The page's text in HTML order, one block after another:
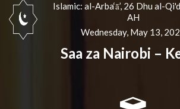
Islamic: al-Arba‘ā’, 26 Dhu al-
AH
Wednesday, May 13,
Saa za Nairobi –